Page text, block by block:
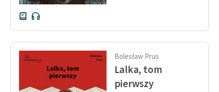
Lektur
O nas
Kontakt
Zespół
Bolesław Prus
Lalka, tom
pierwszy